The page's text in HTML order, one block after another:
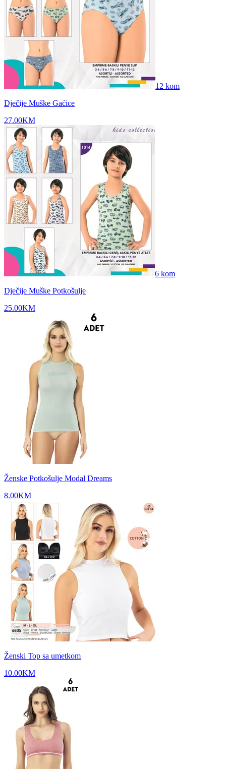
12 kom
Dječije Muške Gaćice
27.00KM
6 kom
Dječije Muške Potkošulje
25.00KM
Ženske Potkošulje Modal Dreams
8.00KM
Ženski Top sa umetkom
10.00KM